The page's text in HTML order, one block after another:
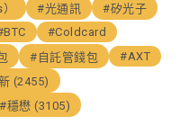
#光通訊
#矽光子
#Coldcard
#自託管錢包
#AXT
(2455)
#穩懋 (3105)